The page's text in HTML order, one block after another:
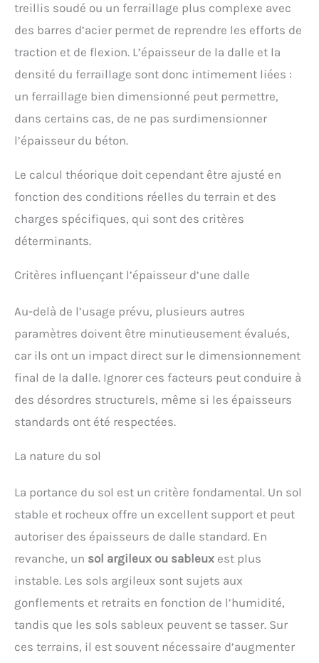
treillis soudé ou un ferraillage plus complexe avec
des barres d’acier permet de reprendre les efforts de
traction et de flexion. L’épaisseur de la dalle et la
densité du ferraillage sont donc intimement liées :
un ferraillage bien dimensionné peut permettre,
dans certains cas, de ne pas surdimensionner
l’épaisseur du béton.
Le calcul théorique doit cependant être ajusté en
fonction des conditions réelles du terrain et des
charges spécifiques, qui sont des critères
déterminants.
Critères influençant l’épaisseur d’une dalle
Au-delà de l’usage prévu, plusieurs autres
paramètres doivent être minutieusement évalués,
car ils ont un impact direct sur le dimensionnement
final de la dalle. Ignorer ces facteurs peut conduire à
des désordres structurels, même si les épaisseurs
standards ont été respectées.
La nature du sol
La portance du sol est un critère fondamental. Un sol
stable et rocheux offre un excellent support et peut
autoriser des épaisseurs de dalle standard. En
revanche, un sol argileux ou sableux est plus
instable. Les sols argileux sont sujets aux
gonflements et retraits en fonction de l’humidité,
tandis que les sols sableux peuvent se tasser. Sur
ces terrains, il est souvent nécessaire d’augmenter